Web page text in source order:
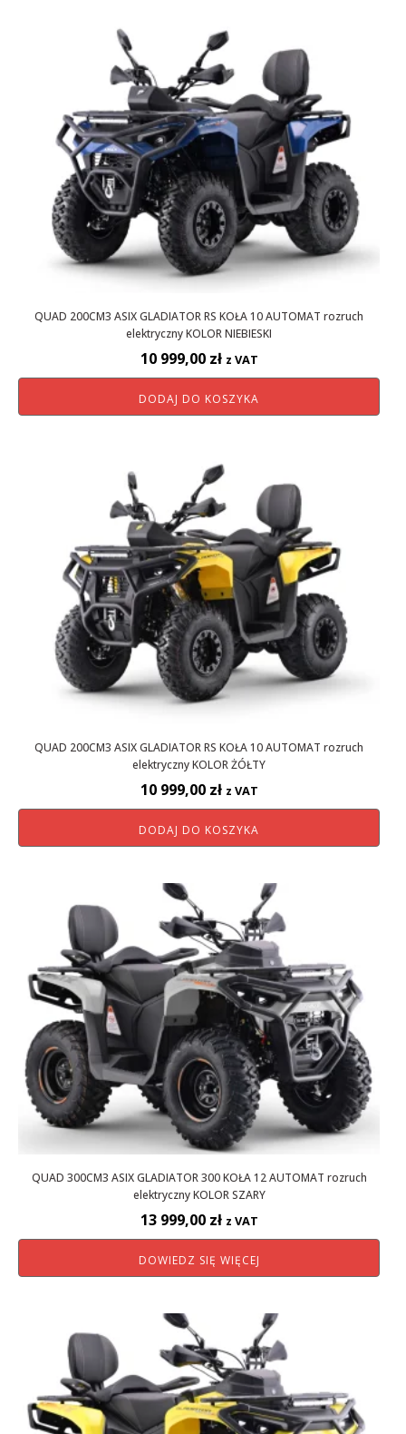
QUAD 200CM3 ASIX GLADIATOR RS KOŁA 10 AUTOMAT rozruch
elektryczny KOLOR NIEBIESKI
10 999,00 zł z VAT
DODAJ DO KOSZYKA
QUAD 200CM3 ASIX GLADIATOR RS KOŁA 10 AUTOMAT rozruch
elektryczny KOLOR ŻÓŁTY
10 999,00 zł z VAT
DODAJ DO KOSZYKA
QUAD 300CM3 ASIX GLADIATOR 300 KOŁA 12 AUTOMAT rozruch
elektryczny KOLOR SZARY
13 999,00 zł z VAT
DOWIEDZ SIĘ WIĘCEJ